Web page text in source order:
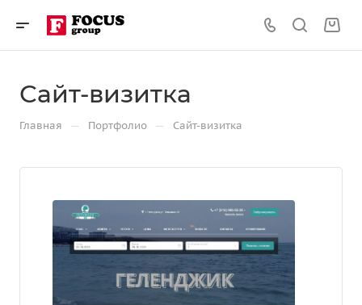
Сайт-визитка
Главная — Портфолио — Сайт-визитка